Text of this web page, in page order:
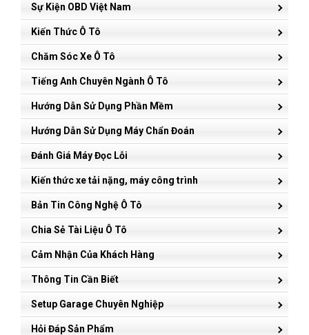
Sự Kiện OBD Việt Nam
Kiến Thức Ô Tô
Chăm Sóc Xe Ô Tô
Tiếng Anh Chuyên Ngành Ô Tô
Hướng Dẫn Sử Dụng Phần Mềm
Hướng Dẫn Sử Dụng Máy Chẩn Đoán
Đánh Giá Máy Đọc Lỗi
Kiến thức xe tải nặng, máy công trình
Bản Tin Công Nghệ Ô Tô
Chia Sẻ Tài Liệu Ô Tô
Cảm Nhận Của Khách Hàng
Thông Tin Cần Biết
Setup Garage Chuyên Nghiệp
Hỏi Đáp Sản Phẩm